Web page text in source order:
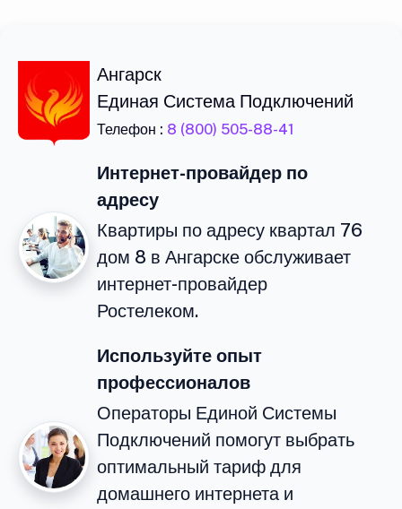
Ангарск
Единая Система Подключений
Телефон : 8 (800) 505-88-41
Интернет-провайдер по
адресу
Квартиры по адресу квартал 76
дом 8 в Ангарске обслуживает
интернет-провайдер
Ростелеком.
Используйте опыт
профессионалов
Операторы Единой Системы
Подключений помогут выбрать
оптимальный тариф для
домашнего интернета и